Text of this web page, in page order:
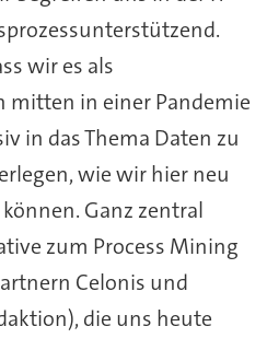
wir es als
in einer Pandemie
in das Thema Daten zu
wie wir hier neu
Ganz zentral
zum Process Mining
Celonis und
die uns heute